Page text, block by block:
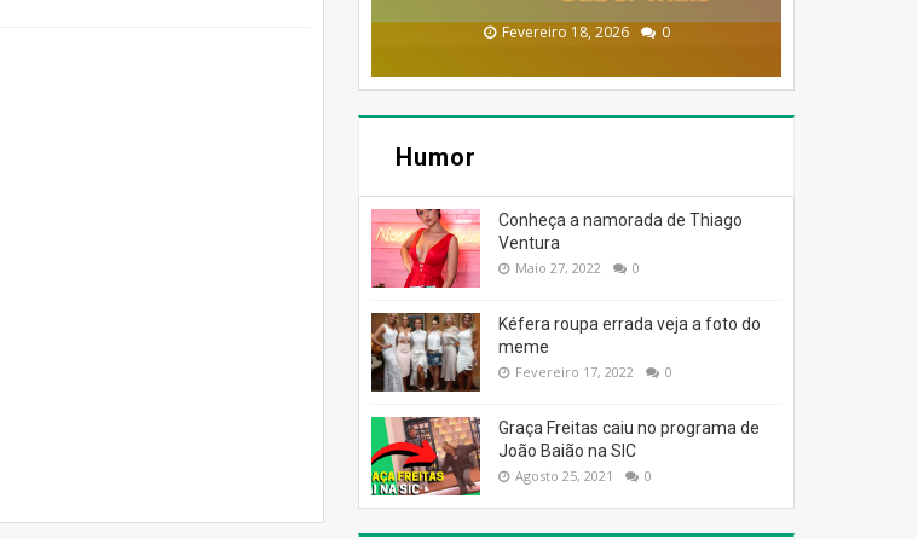
Julho 27, 2026 0
Fevereiro 18, 2026 0
Janeiro 19, 2026 0
Dezembro 30, 2025 0
Dezembro 30, 2025 0
Humor
Conheça a namorada de Thiago
Ventura
Maio 27, 2022 0
Kéfera roupa errada veja a foto do
meme
Fevereiro 17, 2022 0
Graça Freitas caiu no programa de
João Baião na SIC
Agosto 25, 2021 0